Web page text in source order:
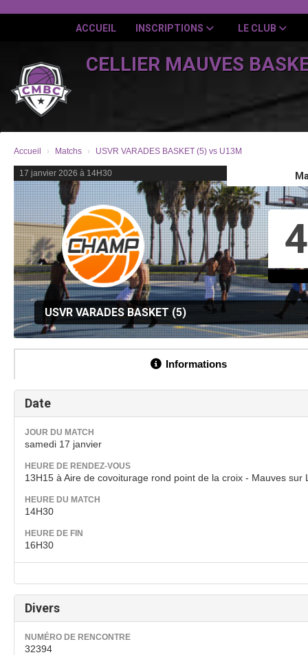
ACCUEIL INSCRIPTIONS LE CLUB
CELLIER MAUVES
Accueil Matchs USVR VARADES BASKET (5) vs U13M
17 janvier 2026 à 14H30
USVR VARADES BASKET (5)
Informations
Date
JOUR DU MATCH
samedi 17 janvier
HEURE DE RENDEZ-VOUS
13H15 à Aire de covoiturage rond point de la croix - Mauves sur
HEURE DU MATCH
14H30
HEURE DE FIN
16H30
Divers
NUMÉRO DE RENCONTRE
32394